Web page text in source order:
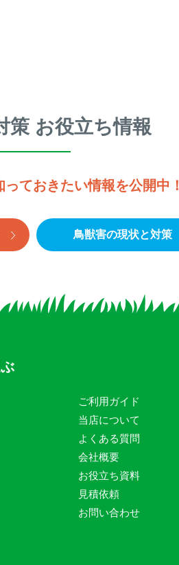
策 お役立ち情報
ておきたい情報を公開中！
鳥獣害の現状と対策
ご利用ガイド
当店について
よくある質問
会社概要
お役立ち資料
見積依頼
お問い合わせ